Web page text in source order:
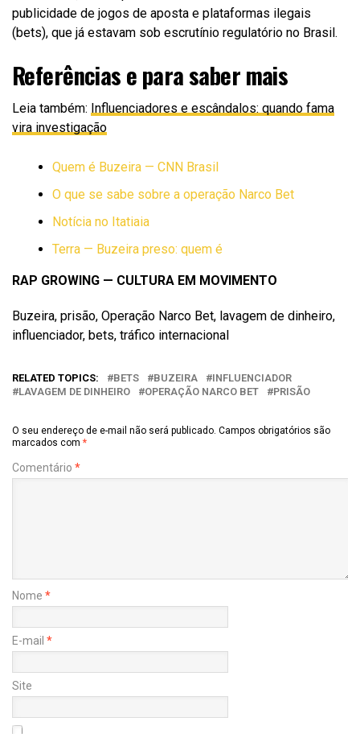
publicidade de jogos de aposta e plataformas ilegais
(bets), que já estavam sob escrutínio regulatório no Brasil.
Referências e para saber mais
Leia também: Influenciadores e escândalos: quando fama
vira investigação
Quem é Buzeira — CNN Brasil
O que se sabe sobre a operação Narco Bet
Notícia no Itatiaia
Terra — Buzeira preso: quem é
RAP GROWING — CULTURA EM MOVIMENTO
Buzeira, prisão, Operação Narco Bet, lavagem de dinheiro,
influenciador, bets, tráfico internacional
RELATED TOPICS: BETS BUZEIRA
INFLUENCIADOR
LAVAGEM DE DINHEIRO
OPERAÇÃO NARCO BET PRISÃO
O seu endereço de e-mail não será publicado. Campos obrigatórios são
marcados com *
Comentário *
Nome *
E-mail *
Site